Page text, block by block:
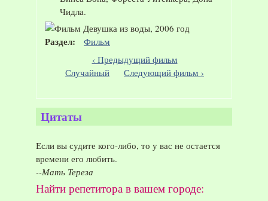
Чидла.
Раздел:
Фильм
‹ Предыдущий фильм
Случайный
Следующий фильм ›
Цитаты
Если вы судите кого-либо, то у вас не остается
времени его любить.
--Мать Тереза
Найти репетитора в вашем городе: